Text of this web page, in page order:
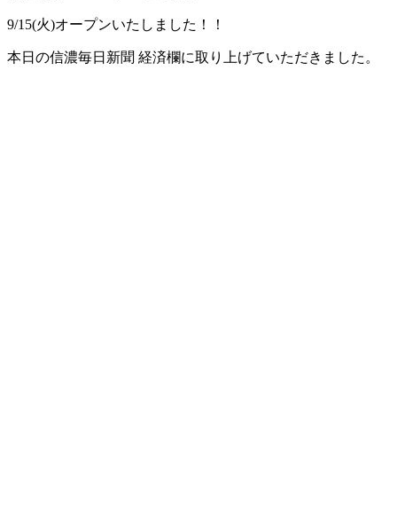
9/15(火)オープンいたしました！！
本日の信濃毎日新聞 経済欄に取り上げていただきました。